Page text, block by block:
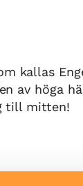
kallas
av höga
till mitten!